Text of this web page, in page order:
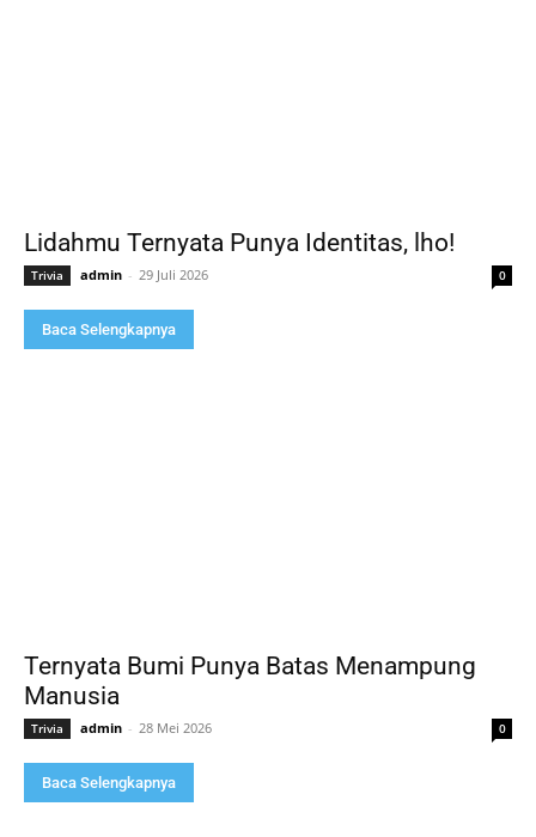
Lidahmu Ternyata Punya Identitas, lho!
Trivia admin - 29 Juli 2026 0
Baca Selengkapnya
Ternyata Bumi Punya Batas Menampung
Manusia
Trivia admin - 28 Mei 2026 0
Baca Selengkapnya